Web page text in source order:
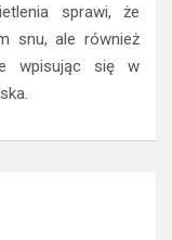
sprawi, że
snu, ale również
wpisując się w